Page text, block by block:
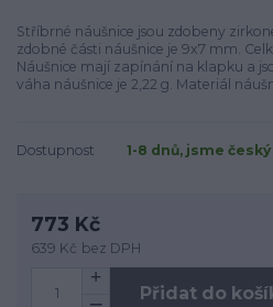
Stříbrné náušnice jsou zdobeny
zdobné části náušnice je 9x7 mm.
Náušnice mají zapínání na klapku a
váha náušnice je 2,22 g. Materiál
Dostupnost 1-8 dnů, jsme
773 Kč
639 Kč bez DPH
Přidat do